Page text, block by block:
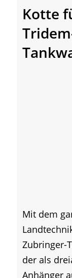
Kotte
Mit dem
Zubringer-
der als
Anhänger